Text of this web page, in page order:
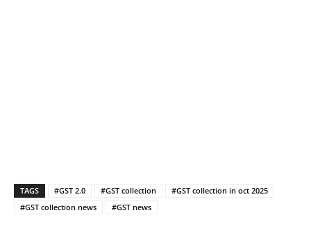
TAGS #GST 2.0 #GST collection
#GST collection in oct 2025
#GST collection news
#GST news